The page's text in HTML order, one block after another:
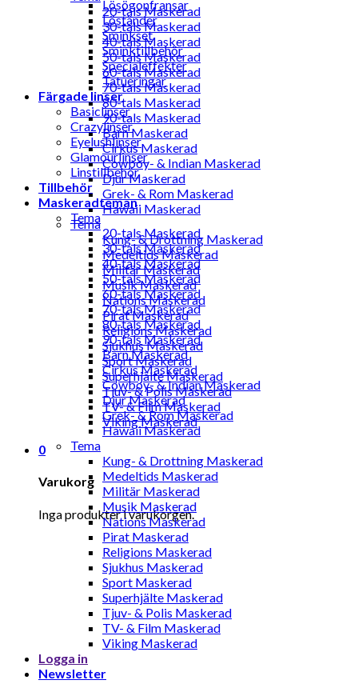
20-tals Maskerad
30-tals Maskerad
40-tals Maskerad
50-tals Maskerad
60-tals Maskerad
70-tals Maskerad
80-tals Maskerad
90-tals Maskerad
Barn Maskerad
Cirkus Maskerad
Cowboy- & Indian Maskerad
Djur Maskerad
Grek- & Rom Maskerad
Hawaii Maskerad
Tema
Kung- & Drottning Maskerad
Medeltids Maskerad
Militär Maskerad
Musik Maskerad
Nations Maskerad
Pirat Maskerad
Religions Maskerad
Sjukhus Maskerad
Sport Maskerad
Superhjälte Maskerad
Tjuv- & Polis Maskerad
TV- & Film Maskerad
Viking Maskerad
0
Varukorg
Inga produkter i varukorgen.
Lösögonfransar
Löständer
Sminkset
Sminktillbehör
Specialeffekter
Tatueringar
Färgade linser
Basiclinser
Crazylinser
Eyelushlinser
Glamourlinser
Linstillbehör
Tillbehör
Maskeradteman
Tema
20-tals Maskerad
30-tals Maskerad
40-tals Maskerad
50-tals Maskerad
60-tals Maskerad
70-tals Maskerad
80-tals Maskerad
90-tals Maskerad
Barn Maskerad
Cirkus Maskerad
Cowboy- & Indian Maskerad
Djur Maskerad
Grek- & Rom Maskerad
Hawaii Maskerad
Tema
Kung- & Drottning Maskerad
Medeltids Maskerad
Militär Maskerad
Musik Maskerad
Nations Maskerad
Pirat Maskerad
Religions Maskerad
Sjukhus Maskerad
Sport Maskerad
Superhjälte Maskerad
Tjuv- & Polis Maskerad
TV- & Film Maskerad
Viking Maskerad
Logga in
Newsletter